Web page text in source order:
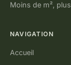
Moins de m²,
NAVIGATION
Accueil